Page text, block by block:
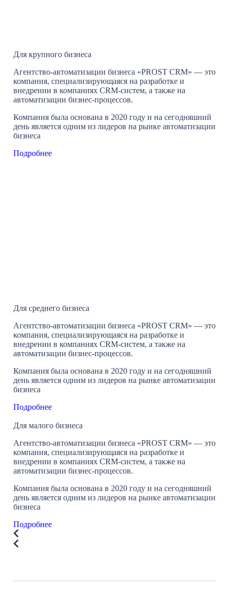
Для крупного бизнеса
Агентство-автоматизации бизнеса «PROST CRM» — это
компания, специализирующаяся на разработке и
внедрении в компаниях CRM-систем, а также на
автоматизации бизнес-процессов.
Компания была основана в 2020 году и на сегодняшний
день является одним из лидеров на рынке автоматизации
бизнеса
Подробнее
Для среднего бизнеса
Агентство-автоматизации бизнеса «PROST CRM» — это
компания, специализирующаяся на разработке и
внедрении в компаниях CRM-систем, а также на
автоматизации бизнес-процессов.
Компания была основана в 2020 году и на сегодняшний
день является одним из лидеров на рынке автоматизации
бизнеса
Подробнее
Для малого бизнеса
Агентство-автоматизации бизнеса «PROST CRM» — это
компания, специализирующаяся на разработке и
внедрении в компаниях CRM-систем, а также на
автоматизации бизнес-процессов.
Компания была основана в 2020 году и на сегодняшний
день является одним из лидеров на рынке автоматизации
бизнеса
Подробнее